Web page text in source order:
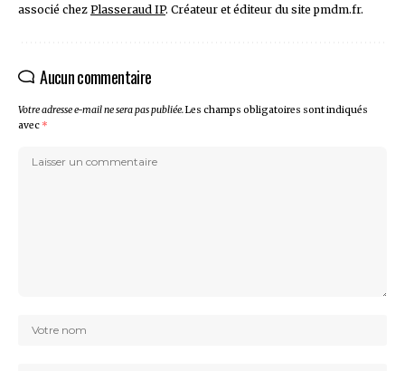
associé chez Plasseraud IP. Créateur et éditeur du site pmdm.fr.
Aucun commentaire
Votre adresse e-mail ne sera pas publiée.Les champs obligatoires sont indiqués
avec *